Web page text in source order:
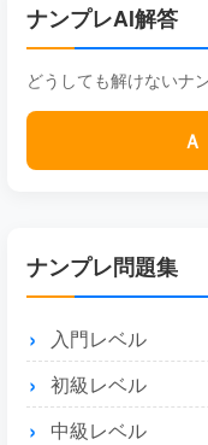
ナンプレAI解答
どうしても解けないナ
ナンプレ問題集
入門レベル
初級レベル
中級レベル